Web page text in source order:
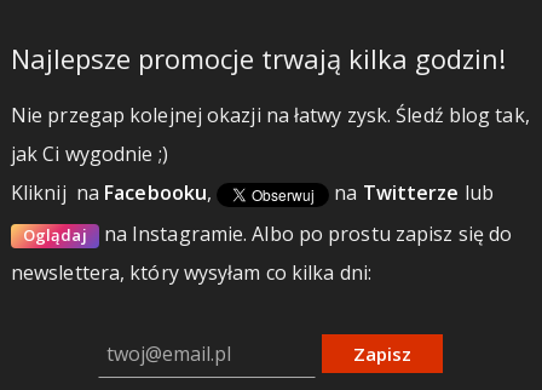
Najlepsze promocje trwają kilka godzin!
Nie przegap kolejnej okazji na łatwy zysk. Śledź blog tak,
jak Ci wygodnie ;)
Kliknij na Facebooku, na Twitterze lub
Oglądaj na Instagramie.Albo po prostu zapisz się do
newslettera, który wysyłam co kilka dni:
Zapisz